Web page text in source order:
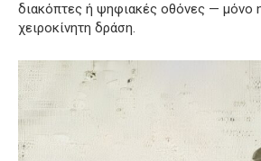
διακόπτες ή ψηφιακές οθόνες — μόνο
χειροκίνητη δράση.